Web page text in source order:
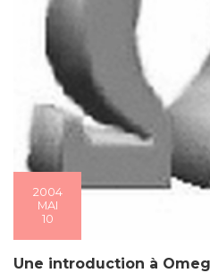
2004
MAI
10
Une introduction à